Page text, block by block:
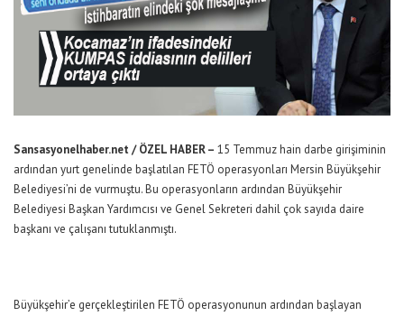
Sansasyonelhaber.net / ÖZEL HABER – 15 Temmuz hain darbe girişiminin
ardından yurt genelinde başlatılan FETÖ operasyonları Mersin Büyükşehir
Belediyesi’ni de vurmuştu. Bu operasyonların ardından Büyükşehir
Belediyesi Başkan Yardımcısı ve Genel Sekreteri dahil çok sayıda daire
başkanı ve çalışanı tutuklanmıştı.
Büyükşehir’e gerçekleştirilen FETÖ operasyonunun ardından başlayan